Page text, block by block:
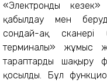
«Электронды кезек»
қабылдау мен
сондай-ақ сканері
терминалы» жұмыс
тараптарды шақыру
қосылды. Бұл